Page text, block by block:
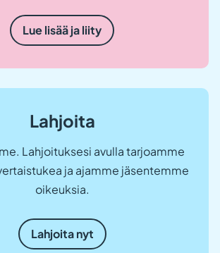
Lue lisää ja liity
Lahjoita
Lahjoituksesi avulla tarjoamme
ja ajamme jäsentemme
oikeuksia.
Lahjoita nyt